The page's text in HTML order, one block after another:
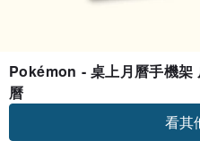
Pokémon - 桌上月曆手機架
曆
看其